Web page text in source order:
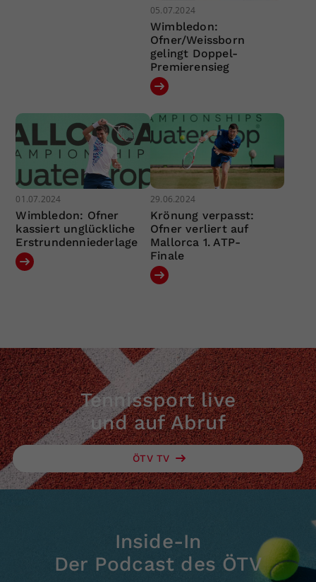
05.07.2024
Wimbledon:
Ofner/Weissborn
gelingt Doppel-
Premierensieg
01.07.2024
Wimbledon: Ofner
kassiert unglückliche
Erstrundenniederlage
29.06.2024
Krönung verpasst:
Ofner verliert auf
Mallorca 1. ATP-
Finale
Tennissport live
und auf Abruf
ÖTV TV
Inside-In
Der Podcast des ÖTV